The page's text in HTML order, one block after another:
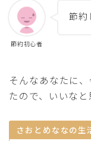
節約初心者
節約
そんなあなたに
たので、いいな
さおとめななの生